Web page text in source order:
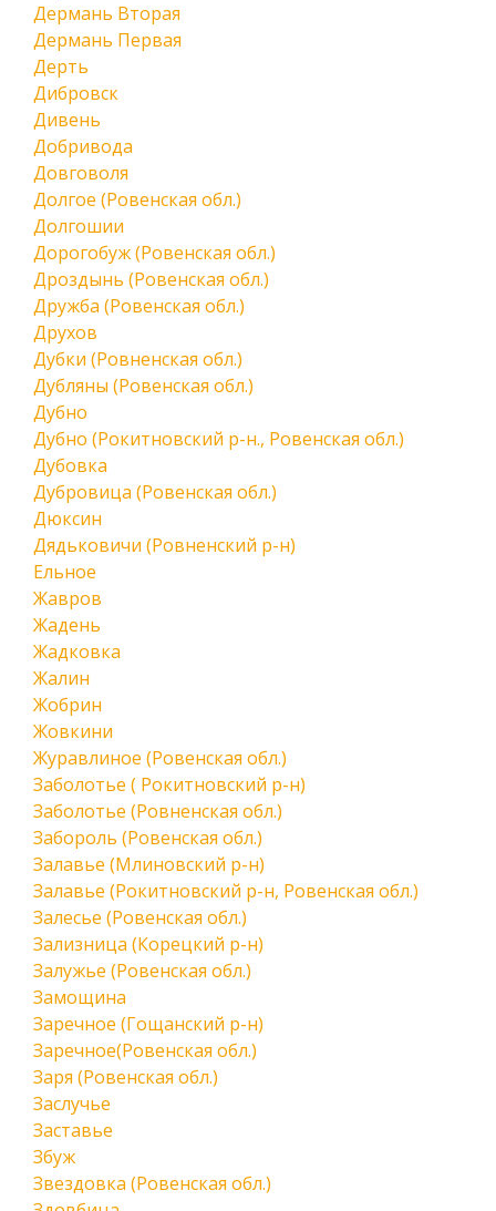
Дермань Вторая
Дермань Первая
Дерть
Дибровск
Дивень
Добривода
Довговоля
Долгое (Ровенская обл.)
Долгошии
Дорогобуж (Ровенская обл.)
Дроздынь (Ровенская обл.)
Дружба (Ровенская обл.)
Друхов
Дубки (Ровненская обл.)
Дубляны (Ровенская обл.)
Дубно
Дубно (Рокитновский р-н., Ровенская обл.)
Дубовка
Дубровица (Ровенская обл.)
Дюксин
Дядьковичи (Ровненский р-н)
Ельное
Жавров
Жадень
Жадковка
Жалин
Жобрин
Жовкини
Журавлиное (Ровенская обл.)
Заболотье ( Рокитновский р-н)
Заболотье (Ровненская обл.)
Забороль (Ровенская обл.)
Залавье (Млиновский р-н)
Залавье (Рокитновский р-н, Ровенская обл.)
Залесье (Ровенская обл.)
Зализница (Корецкий р-н)
Залужье (Ровенская обл.)
Замощина
Заречное (Гощанский р-н)
Заречное(Ровенская обл.)
Заря (Ровенская обл.)
Заслучье
Заставье
Збуж
Звездовка (Ровенская обл.)